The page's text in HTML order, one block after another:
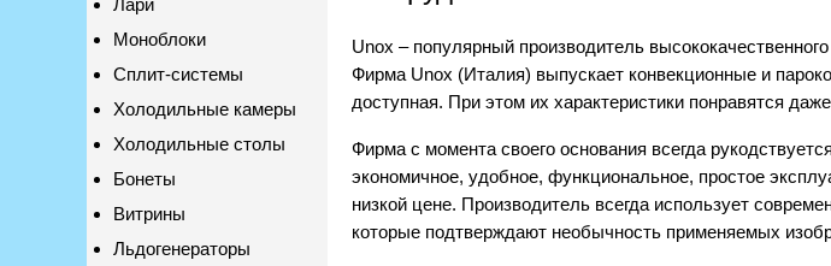
Лари
Моноблоки
Сплит-системы
Холодильные камеры
Холодильные столы
Бонеты
Витрины
Льдогенераторы
Unox – популярный производитель
Фирма Unox (Италия) выпускает конвекционные и
доступная. При этом их характеристики понравятся
Фирма с момента своего основания всегда
экономичное, удобное, функциональное, простое
низкой цене. Производитель всегда использует
которые подтверждают необычность применяемых